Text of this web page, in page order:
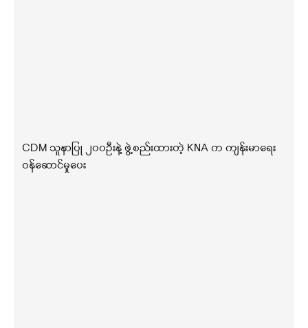
CDM သူနာပြု ၂၀၀ဦးနဲ့ ဖွဲ့စည်းထားတဲ့ KNA က ကျန်းမာရေး
ဝန်ဆောင်မှုပေး